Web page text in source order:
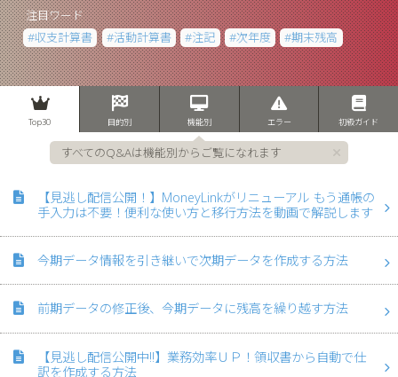
注目ワード
収支計算書
活動計算書 注記 次年度 期末残高
Top30 目的別 機能別 エラー 初級ガイド
すべてのQ&Aは機能別からご覧になれます
【見逃し配信公開！】MoneyLinkがリニューアル もう通帳の
手入力は不要！便利な使い方と移行方法を動画で解説します
今期データ情報を引き継いで次期データを作成する方法
前期データの修正後、今期データに残高を繰り越す方法
【見逃し配信公開中!!】業務効率ＵＰ！領収書から自動で仕
訳を作成する方法